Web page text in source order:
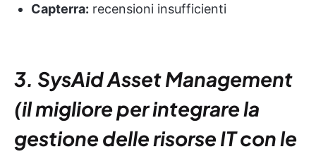
Capterra: recensioni insufficienti
3. SysAid Asset Management
(il migliore per integrare la
gestione delle risorse IT con le